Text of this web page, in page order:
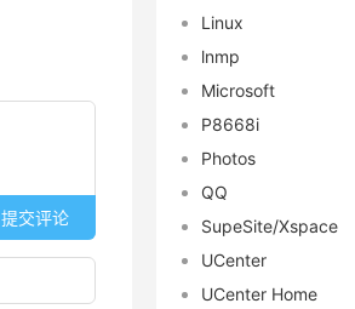
提交评论
Linux
lnmp
Microsoft
P8668i
Photos
QQ
SupeSite/Xspace
UCenter
UCenter Home